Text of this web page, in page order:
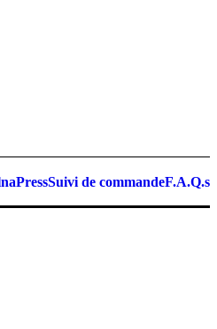
Suivi de commandeF.A.Q.s